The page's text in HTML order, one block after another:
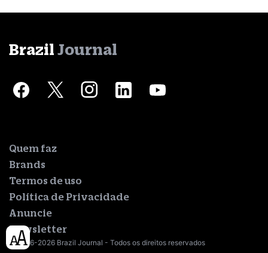
Brazil Journal
Quem faz
Brands
Termos de uso
Política de Privacidade
Anuncie
Newsletter
© 2016-2026 Brazil Journal - Todos os direitos reservados